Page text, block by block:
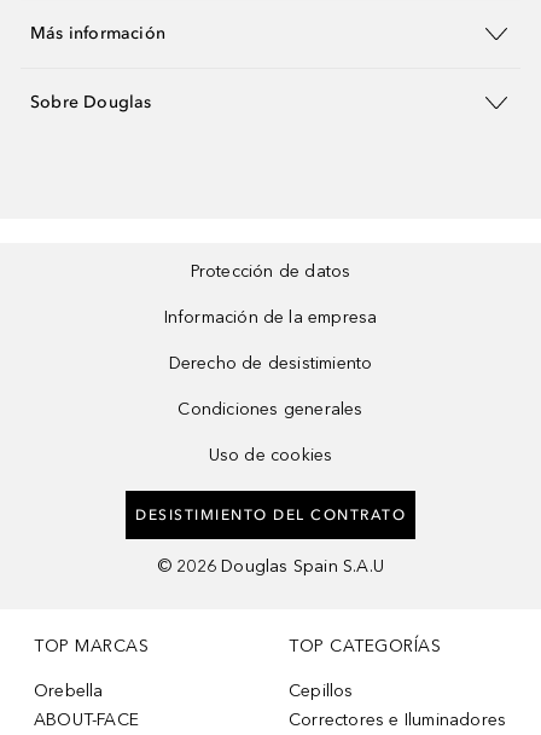
Más información
Sobre Douglas
Protección de datos
Información de la empresa
Derecho de desistimiento
Condiciones generales
Uso de cookies
DESISTIMIENTO DEL CONTRATO
© 2026 Douglas Spain S.A.U
TOP MARCAS
Orebella
ABOUT-FACE
TOP CATEGORÍAS
Cepillos
Correctores e Iluminadores